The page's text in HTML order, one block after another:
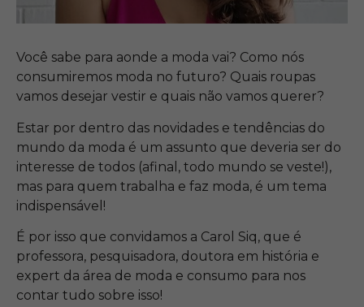
Você sabe para aonde a moda vai? Como nós
consumiremos moda no futuro? Quais roupas
vamos desejar vestir e quais não vamos querer?
Estar por dentro das novidades e tendências do
mundo da moda é um assunto que deveria ser do
interesse de todos (afinal, todo mundo se veste!),
mas para quem trabalha e faz moda, é um tema
indispensável!
É por isso que convidamos a Carol Siq, que é
professora, pesquisadora, doutora em história e
expert da área de moda e consumo para nos
contar tudo sobre isso!